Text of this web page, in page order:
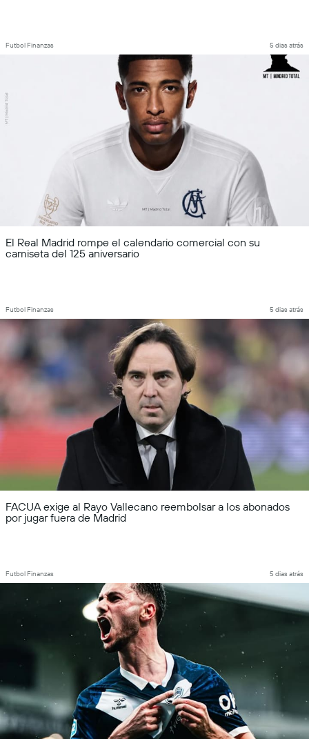
Futbol Finanzas 5 dias atrás
El Real Madrid rompe el calendario comercial con su
camiseta del 125 aniversario
Futbol Finanzas 5 dias atrás
FACUA exige al Rayo Vallecano reembolsar a los abonados
por jugar fuera de Madrid
Futbol Finanzas 5 dias atrás